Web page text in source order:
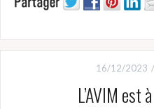
16/12/2023
L’AVIM est